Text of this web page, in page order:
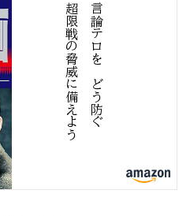
言
論
テ
ロ
を
、
ど
う
防
ぐ
超
限
戦
の
脅
威
に
備
え
よ
う